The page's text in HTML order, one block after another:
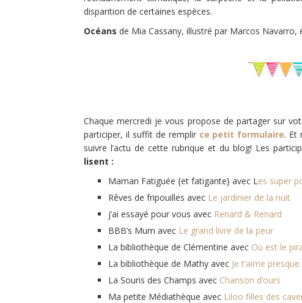
disparition de certaines espèces.
Océans de Mia Cassany, illustré par Marcos
Chaque mercredi je vous propose de partager sur
participer, il suffit de remplir ce petit formulaire. Et
suivre l’actu de cette rubrique et du blog! Les
lisent :
Maman Fatiguée {et fatigante} avec Les super
Rêves de fripouilles avec Le jardinier de la nuit
j’ai essayé pour vous avec Renard & Renard
BBB’s Mum avec Le grand livre de la peur
La bibliothèque de Clémentine avec Où est le
La bibliothèque de Mathy avec Je t’aime
La Souris des Champs avec Chanson d’ours
Ma petite Médiathèque avec Liloo filles des